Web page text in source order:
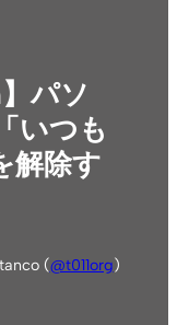
パソ
いつも
解除す
(@t011org)